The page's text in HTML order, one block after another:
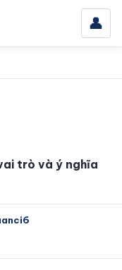
👤
trò và ý nghĩa